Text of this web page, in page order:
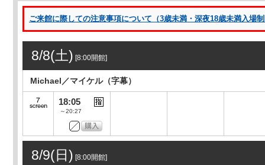
ご来館に際しての注意事項について（3歳未満・深夜18歳未満入場
8/8(土) [8:00開館]
Michael／マイケル（字幕）
18:05
～20:27
8/9(日) [8:00開館]